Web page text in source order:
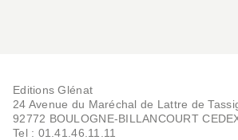
Editions Glénat
24 Avenue du Maréchal de Lattre de
92772 BOULOGNE-BILLANCOURT
Tel : 01.41.46.11.11